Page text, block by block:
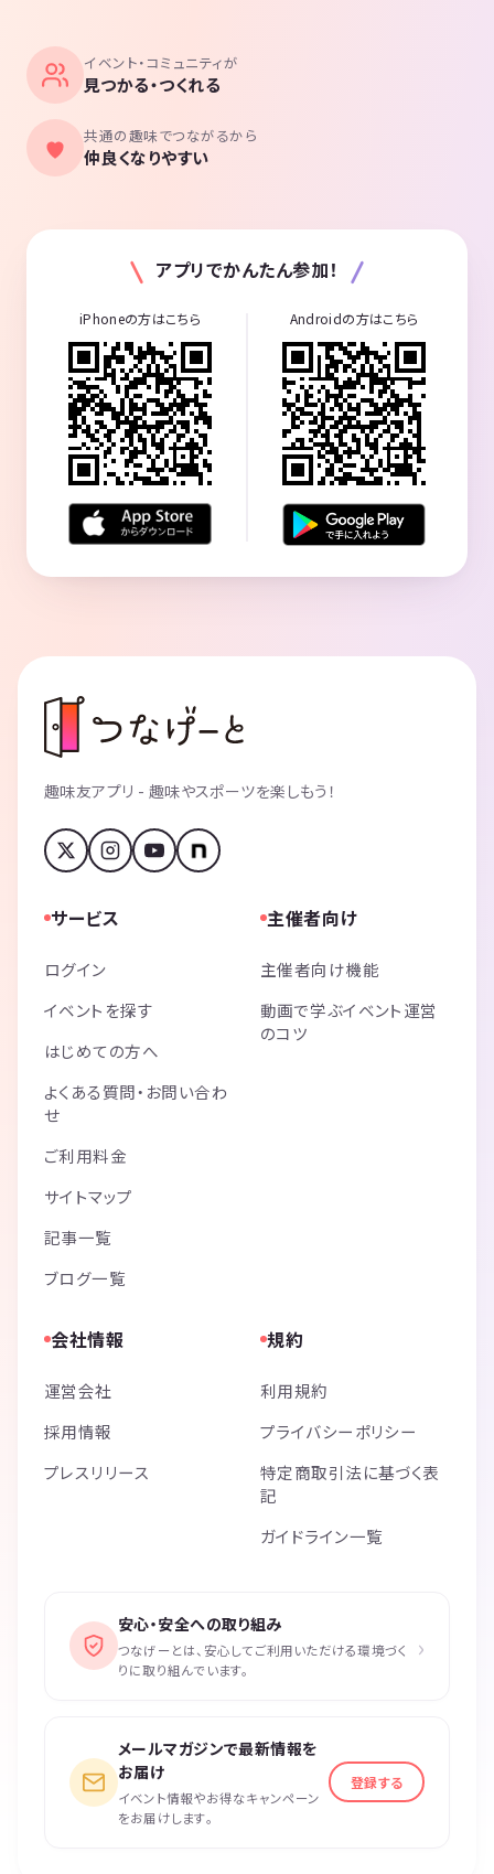
イベント・コミュニティが
見つかる・つくれる
共通の趣味でつながるから
仲良くなりやすい
アプリでかんたん参加！
iPhoneの方はこちら Androidの方はこちら
趣味友アプリ - 趣味やスポーツを楽しもう！
サービス
ログイン
イベントを探す
はじめての方へ
よくある質問・お問い合わ
せ
ご利用料金
サイトマップ
記事一覧
ブログ一覧
主催者向け
主催者向け機能
動画で学ぶイベント運営
のコツ
会社情報
運営会社
採用情報
プレスリリース
規約
利用規約
プライバシーポリシー
特定商取引法に基づく表
記
ガイドライン一覧
安心・安全への取り組み
つなげーとは、安心してご利用いただける環境づく
りに取り組んでいます。
›
メールマガジンで最新情報を
お届け
イベント情報やお得なキャンペーン
をお届けします。
登録する